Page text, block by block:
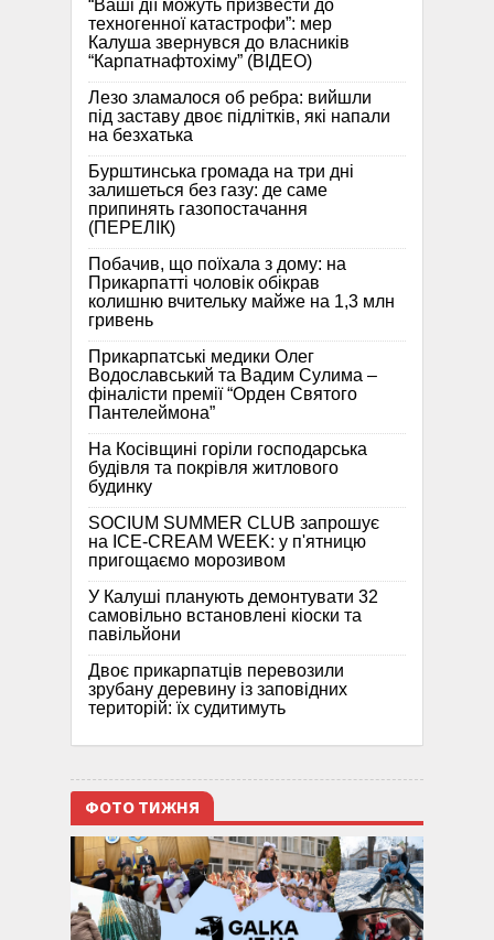
“Ваші дії можуть призвести до
техногенної катастрофи”: мер
Калуша звернувся до власників
“Карпатнафтохіму” (ВІДЕО)
Лезо зламалося об ребра: вийшли
під заставу двоє підлітків, які напали
на безхатька
Бурштинська громада на три дні
залишеться без газу: де саме
припинять газопостачання
(ПЕРЕЛІК)
Побачив, що поїхала з дому: на
Прикарпатті чоловік обікрав
колишню вчительку майже на 1,3 млн
гривень
Прикарпатські медики Олег
Водославський та Вадим Сулима –
фіналісти премії “Орден Святого
Пантелеймона”
На Косівщині горіли господарська
будівля та покрівля житлового
будинку
SOCIUM SUMMER CLUB запрошує
на ICE-CREAM WEEK: у п'ятницю
пригощаємо морозивом
У Калуші планують демонтувати 32
самовільно встановлені кіоски та
павільйони
Двоє прикарпатців перевозили
зрубану деревину із заповідних
територій: їх судитимуть
ФОТО ТИЖНЯ